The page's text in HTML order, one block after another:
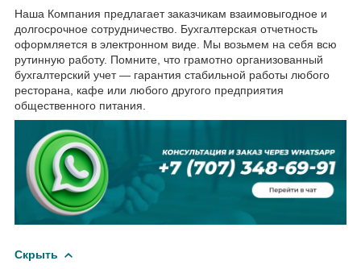
Наша Компания предлагает заказчикам взаимовыгодное и
долгосрочное сотрудничество. Бухгалтерская отчетность
оформляется в электронном виде. Мы возьмем на себя всю
рутинную работу. Помните, что грамотно организованный
бухгалтерский учет — гарантия стабильной работы любого
ресторана, кафе или любого другого предприятия
общественного питания.
Скрыть